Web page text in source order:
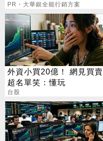
PR・大華銀全能行銷方案
外資小買20億！ 網見買賣
超名單笑：懂玩
台股